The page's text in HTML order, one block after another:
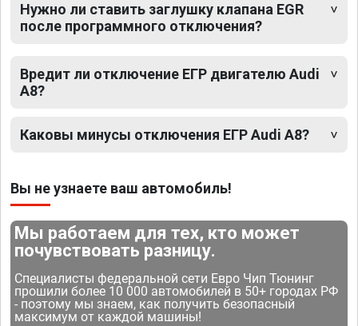
Нужно ли ставить заглушку клапана EGR
после программного отключения?
Вредит ли отключение ЕГР двигателю Audi
A8?
Каковы минусы отключения ЕГР Audi A8?
Вы не узнаете ваш автомобиль!
Мы работаем для тех, кто может
почувствовать разницу.
Специалисты федеральной сети Евро Чип Тюнинг
прошили более 10 000 автомобилей в 50+ городах РФ
- поэтому мы знаем, как получить безопасный
максимум от каждой машины!